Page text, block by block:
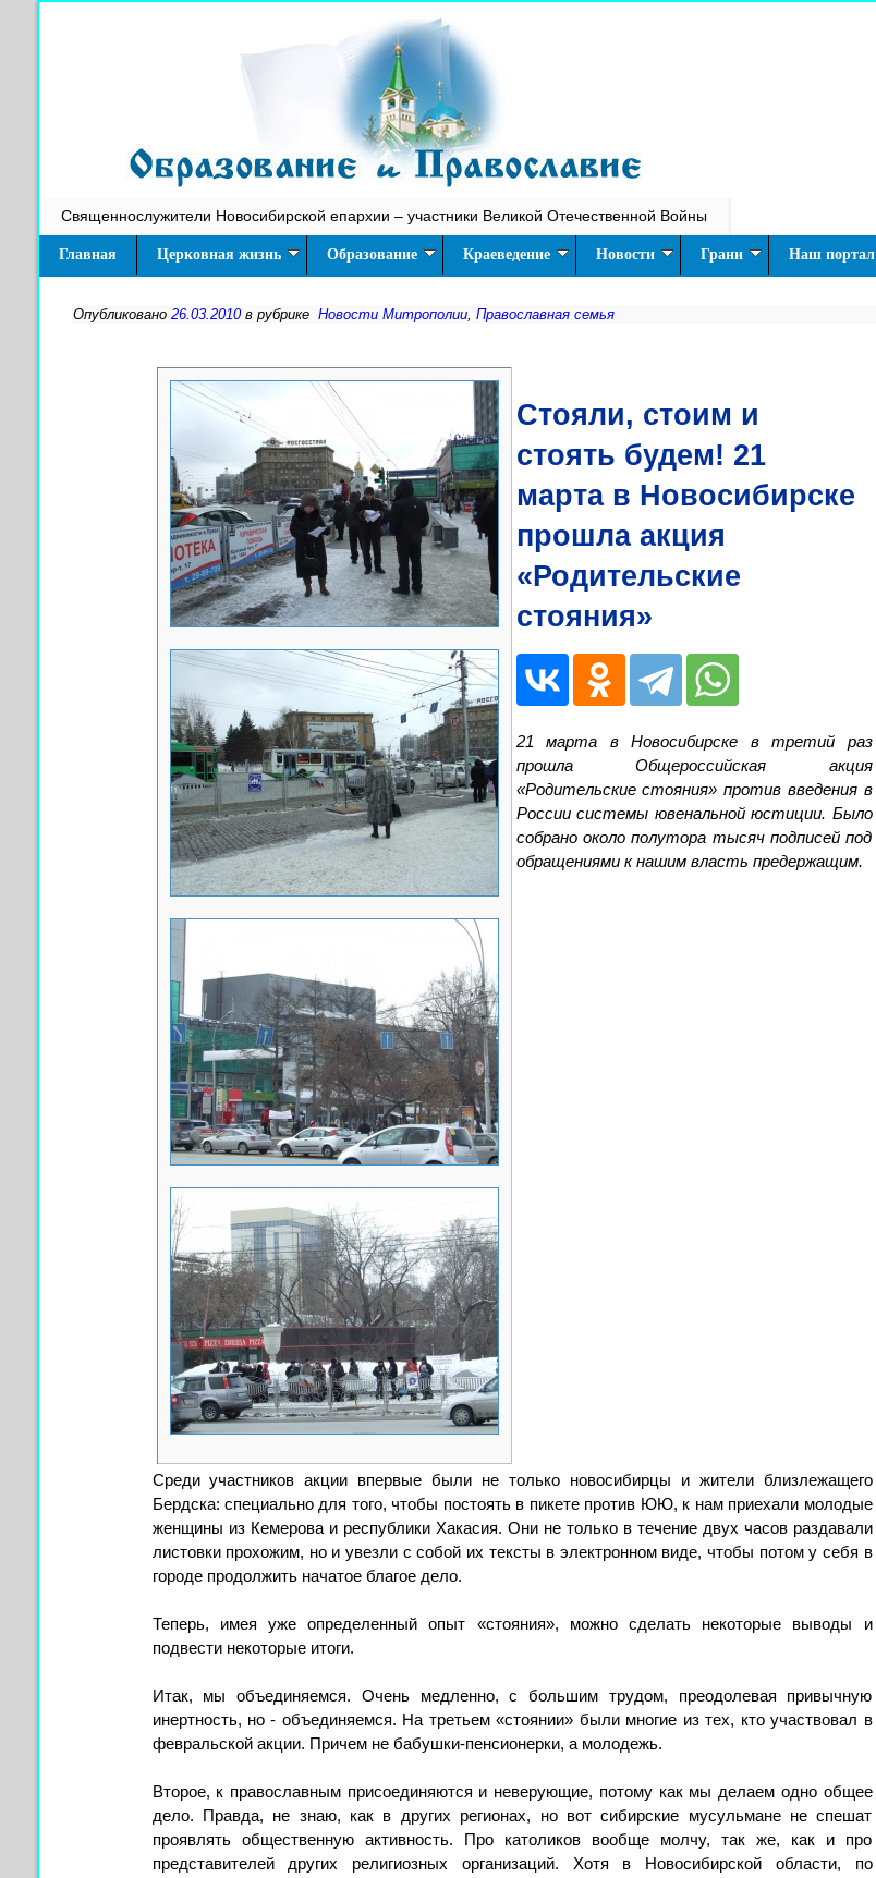
Священнослужители Новосибирской епархии – участники Великой Отечественной Войны
Главная Церковная жизнь Образование Краеведение Новости Грани Наш портал
Опубликовано 26.03.2010в рубрике Новости Митрополии, Православная семья
Стояли, стоим и
стоять будем! 21
марта в Новосибирске
прошла акция
«Родительские
стояния»
21 марта в Новосибирске в третий раз
прошла Общероссийская акция
«Родительские стояния» против введения в
России системы ювенальной юстиции. Было
собрано около полутора тысяч подписей под
обращениями к нашим власть предержащим.
Среди участников акции впервые были не только новосибирцы и жители близлежащего
Бердска: специально для того, чтобы постоять в пикете против ЮЮ, к нам приехали молодые
женщины из Кемерова и республики Хакасия. Они не только в течение двух часов раздавали
листовки прохожим, но и увезли с собой их тексты в электронном виде, чтобы потом у себя в
городе продолжить начатое благое дело.
Теперь, имея уже определенный опыт «стояния», можно сделать некоторые выводы и
подвести некоторые итоги.
Итак, мы объединяемся. Очень медленно, с большим трудом, преодолевая привычную
инертность, но - объединяемся. На третьем «стоянии» были многие из тех, кто участвовал в
февральской акции. Причем не бабушки-пенсионерки, а молодежь.
Второе, к православным присоединяются и неверующие, потому как мы делаем одно общее
дело. Правда, не знаю, как в других регионах, но вот сибирские мусульмане не спешат
проявлять общественную активность. Про католиков вообще молчу, так же, как и про
представителей других религиозных организаций. Хотя в Новосибирской области, по